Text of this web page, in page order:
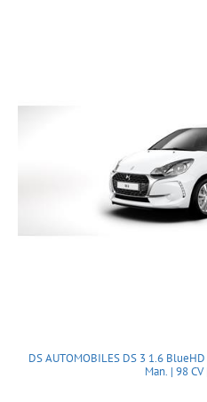
DS AUTOMOBILES DS 3 1.6
Man. | 98